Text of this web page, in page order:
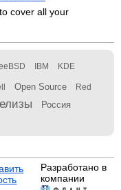
cover all your
IBM KDE
Open Source Red
Россия
Разработано в
компании